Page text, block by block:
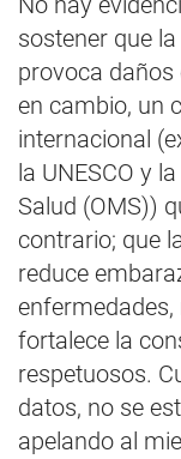
sostener que
provoca daños
en cambio, un
internacional
la UNESCO y
Salud (OMS))
contrario; que
reduce
fortalece la
respetuosos.
datos, no se
apelando al